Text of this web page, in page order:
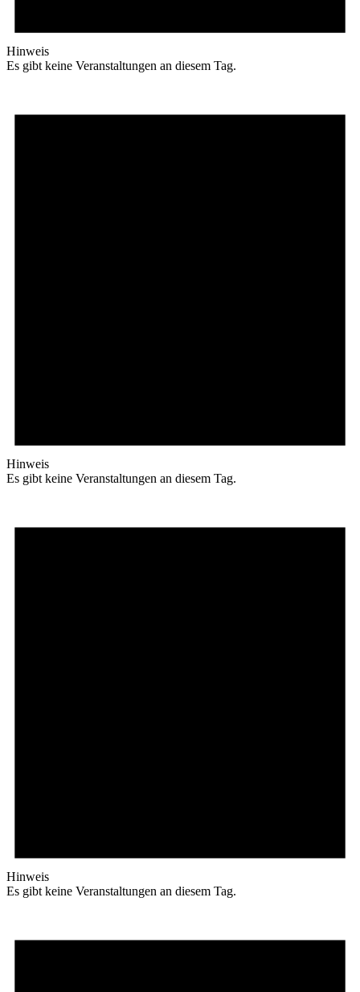
Hinweis
Es gibt keine Veranstaltungen an diesem Tag.
Hinweis
Es gibt keine Veranstaltungen an diesem Tag.
Hinweis
Es gibt keine Veranstaltungen an diesem Tag.